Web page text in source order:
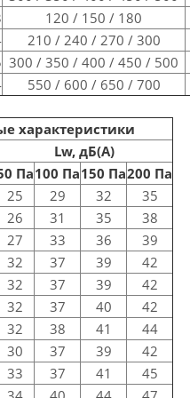
120 / 150 / 180
210 / 240 / 270 / 300
300 / 350 / 400 / 450 / 500
550 / 600 / 650 / 700
характеристики
Lw, дБ(A)
Па100 Па150 Па200 Па
25 29 32
35
26 31 35
38
27 33 36
39
32 37 39
42
32 37 39
42
32 37 40
42
32 38 41
44
30 37 39
42
33 37 41
45